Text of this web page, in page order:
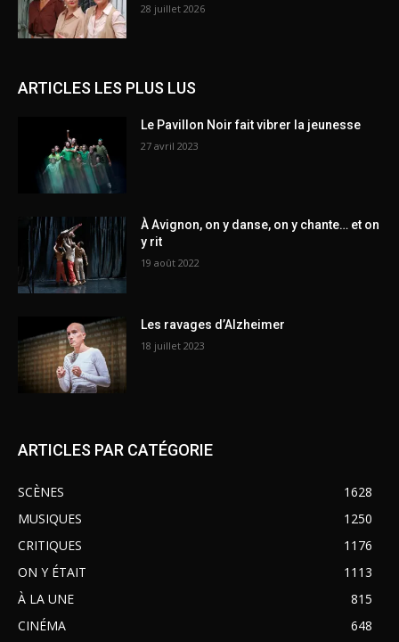
28 juillet 2026
ARTICLES LES PLUS LUS
Le Pavillon Noir fait vibrer la jeunesse
27 avril 2023
À Avignon, on y danse, on y chante… et on
y rit
19 août 2022
Les ravages d’Alzheimer
18 juillet 2023
ARTICLES PAR CATÉGORIE
SCÈNES
1628
MUSIQUES
1250
CRITIQUES
1176
ON Y ÉTAIT
1113
À LA UNE
815
CINÉMA
648